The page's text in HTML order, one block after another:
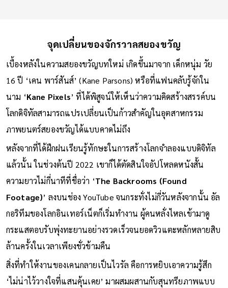
จุดเปลี่ยนของจักรวาลสยองขวัญ
เบื้องหลังในความสยองขวัญบทใหม่ เกิดขึ้นมาจาก เด็กหนุ่ม วัย
16 ปี ‘เคน พาร์สันส์’ (Kane Parsons) หรือที่แฟนคลับรู้จักใน
นาม ‘Kane Pixels’ ที่ได้พิสูจน์ให้เห็นว่าความคิดสร้างสรรค์บน
โลกดิจิทัลสามารถแปรเปลี่ยนเป็นก้าวสำคัญในอุตสาหกรรม
ภาพยนตร์สยองขวัญได้แบบคาดไม่ถึง
หลังจากที่ได้ฝึกฝนเรียนรู้ทักษะในการสร้างโลกจำลองแบบดิจิทัล
แล้วนั้น ในช่วงต้นปี 2022 เขาก็ได้ตัดสินใจอัปโหลดหนังสั้น
ความยาวไม่กี่นาทีที่ชื่อว่า ‘The Backrooms (Found
Footage)’ ลงบนช่อง YouTube จนกระทั่งไม่กี่วันหลังจากนั้น อัล
กอริทึมของโลกอินเทอร์เน็ตก็เริ่มทำงาน ผู้คนหลั่งไหลเข้ามาดู
กระแสตอบรับพุ่งทะยานอย่างรวดเร็วจนยอดวิวแตะหลักหลายสิบ
ล้านครั้งในเวลาเพียงชั่วข้ามคืน
สิ่งที่ทำให้งานของเคนกลายเป็นไวรัล คือการหยิบเอาความรู้สึก